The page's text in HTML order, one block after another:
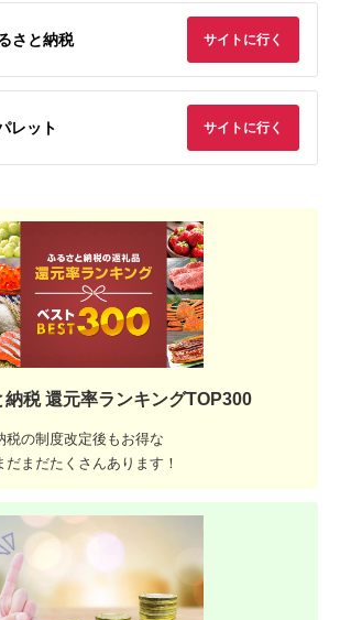
さと納税 サイトに行く
レット サイトに行く
納税 還元率ランキングTOP300
税の制度改定後もお得な
だまだたくさんあります！